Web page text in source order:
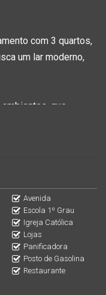
com 3 quartos,
um lar moderno,
, que
de
ao acabamento.
com a família e
lavanderia
a dia.
1 vaga de garagem
Avenida
Escola 1º Grau
Igreja Católica
Lojas
Panificadora
Posto de Gasolina
Restaurante